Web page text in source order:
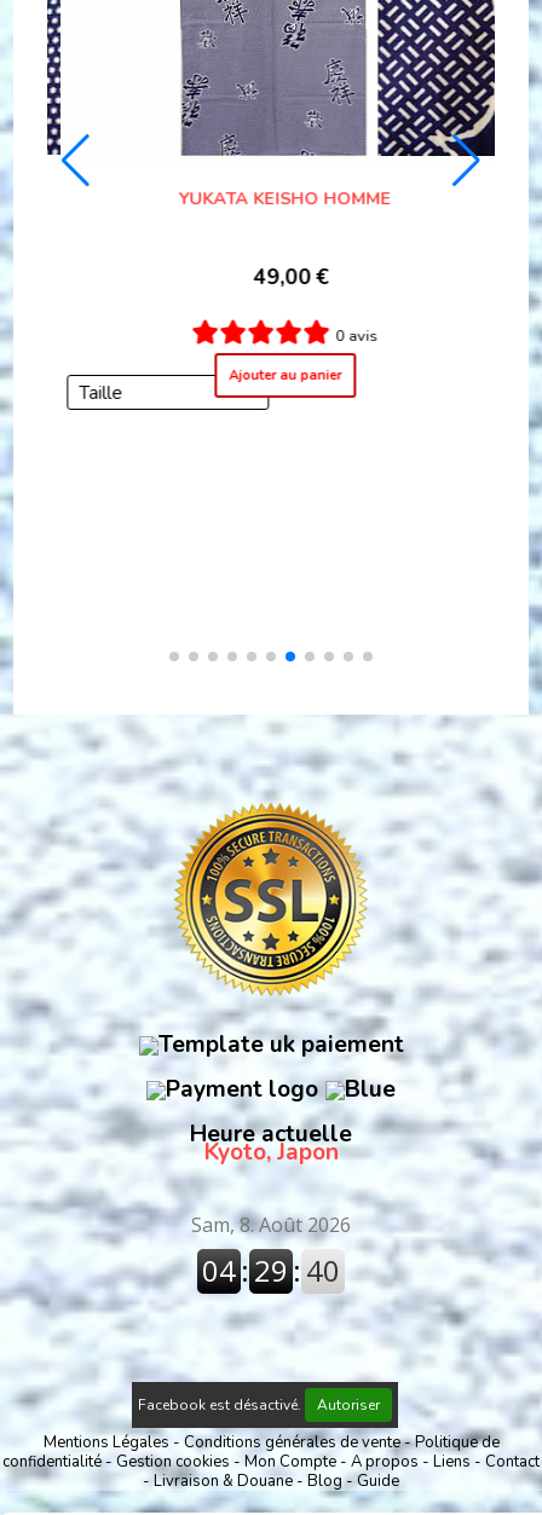
Heure actuelle
Kyoto, Japon
Facebook est désactivé. Autoriser
Mentions Légales Conditions générales de vente
Politique de
confidentialité
Gestion cookies Mon Compte A propos Liens
Contact
Livraison & Douane
Blog Guide